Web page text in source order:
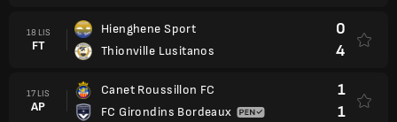
18 LIS
FT
Hienghene Sport
Thionville Lusitanos
0
4
17 LIS
AP
Canet Roussillon FC
FC Girondins Bordeaux
1
1